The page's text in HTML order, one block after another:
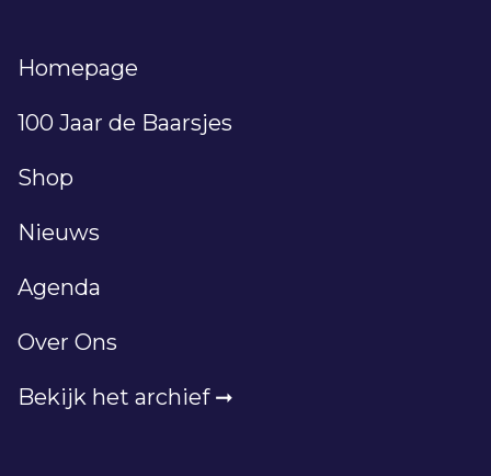
Homepage
100 Jaar de Baarsjes
Shop
Nieuws
Agenda
Over Ons
Bekijk het archief ➞